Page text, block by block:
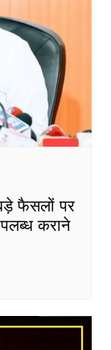
फैसलों पर
कराने